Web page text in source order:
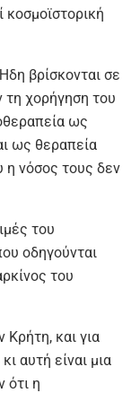
βρίσκονται σε
τη χορήγηση του
ως
ως θεραπεία
η νόσος τους δεν
του
οδηγούνται
του
Κρήτη, και για
αυτή είναι μια
ότι η